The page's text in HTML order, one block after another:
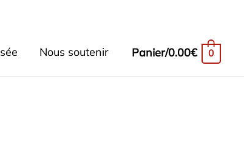
Nous soutenir Panier/0.00€ 0